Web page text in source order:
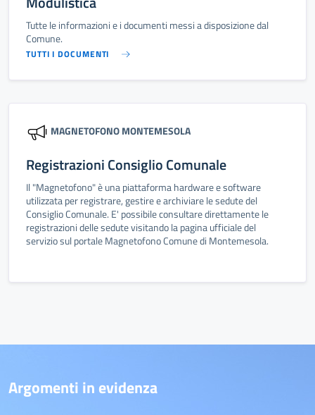
Tutte le informazioni e i documenti messi a disposizione dal
Comune.
TUTTI I DOCUMENTI
MAGNETOFONO MONTEMESOLA
Registrazioni Consiglio Comunale
Il "Magnetofono" è una piattaforma hardware e software
utilizzata per registrare, gestire e archiviare le sedute del
Consiglio Comunale. E' possibile consultare direttamente le
registrazioni delle sedute visitando la pagina ufficiale del
servizio sul portale Magnetofono Comune di Montemesola.
Argomenti in evidenza